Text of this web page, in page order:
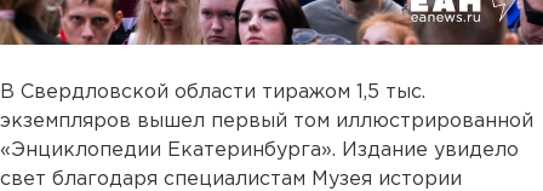
В Свердловской области тиражом 1,5 тыс.
экземпляров вышел первый том иллюстрированной
«Энциклопедии Екатеринбурга». Издание увидело
свет благодаря специалистам Музея истории